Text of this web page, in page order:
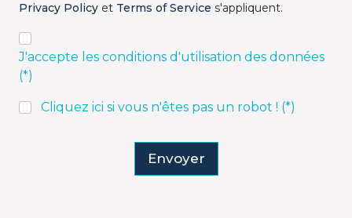
Privacy Policy et Terms of Service s'appliquent.
J'accepte les conditions d'utilisation des données
(*)
Cliquez ici si vous n'êtes pas un robot ! (*)
Envoyer